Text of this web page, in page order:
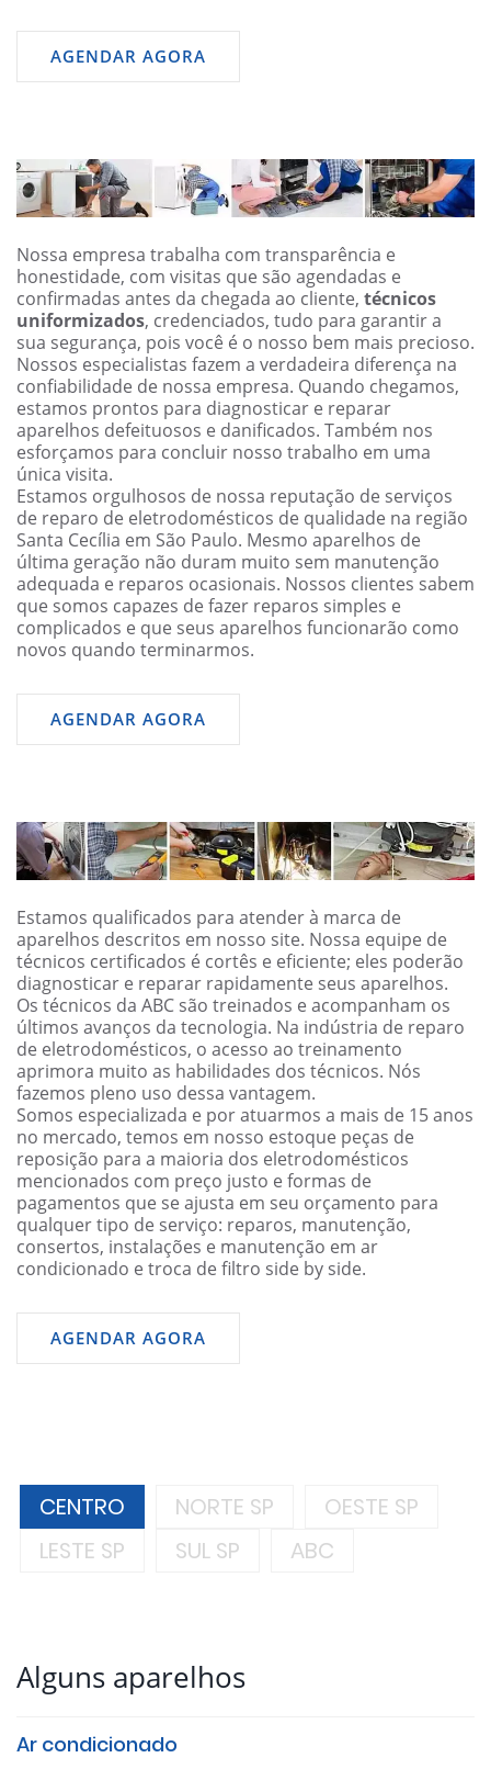
AGENDAR AGORA
Nossa empresa trabalha com transparência e
honestidade, com visitas que são agendadas e
confirmadas antes da chegada ao cliente, técnicos
uniformizados, credenciados, tudo para garantir a
sua segurança, pois você é o nosso bem mais precioso.
Nossos especialistas fazem a verdadeira diferença na
confiabilidade de nossa empresa. Quando chegamos,
estamos prontos para diagnosticar e reparar
aparelhos defeituosos e danificados. Também nos
esforçamos para concluir nosso trabalho em uma
única visita.
Estamos orgulhosos de nossa reputação de serviços
de reparo de eletrodomésticos de qualidade na região
Santa Cecília em São Paulo. Mesmo aparelhos de
última geração não duram muito sem manutenção
adequada e reparos ocasionais. Nossos clientes sabem
que somos capazes de fazer reparos simples e
complicados e que seus aparelhos funcionarão como
novos quando terminarmos.
AGENDAR AGORA
Estamos qualificados para atender à marca de
aparelhos descritos em nosso site. Nossa equipe de
técnicos certificados é cortês e eficiente; eles poderão
diagnosticar e reparar rapidamente seus aparelhos.
Os técnicos da ABC são treinados e acompanham os
últimos avanços da tecnologia. Na indústria de reparo
de eletrodomésticos, o acesso ao treinamento
aprimora muito as habilidades dos técnicos. Nós
fazemos pleno uso dessa vantagem.
Somos especializada e por atuarmos a mais de 15 anos
no mercado, temos em nosso estoque peças de
reposição para a maioria dos eletrodomésticos
mencionados com preço justo e formas de
pagamentos que se ajusta em seu orçamento para
qualquer tipo de serviço: reparos, manutenção,
consertos, instalações e manutenção em ar
condicionado e troca de filtro side by side.
AGENDAR AGORA
CENTRO NORTE SP
OESTE SP
LESTE SP
SUL SP ABC
Alguns aparelhos
Ar condicionado